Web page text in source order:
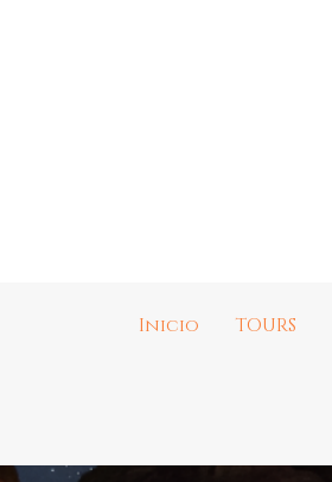
Inicio TOURS